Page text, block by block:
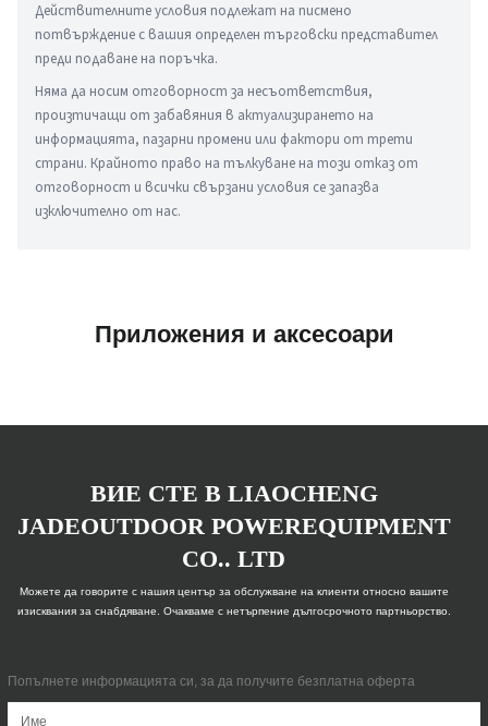
Действителните условия подлежат на писмено
потвърждение с вашия определен търговски представител
преди подаване на поръчка.
Няма да носим отговорност за несъответствия,
произтичащи от забавяния в актуализирането на
информацията, пазарни промени или фактори от трети
страни. Крайното право на тълкуване на този отказ от
отговорност и всички свързани условия се запазва
изключително от нас.
Приложения и аксесоари
ВИЕ СТЕ В LIAOCHENG
JADEOUTDOOR POWEREQUIPMENT
CO.. LTD
Можете да говорите с нашия център за обслужване на клиенти относно вашите
изисквания за снабдяване. Очакваме с нетърпение дългосрочното партньорство.
Попълнете информацията си, за да получите безплатна оферта